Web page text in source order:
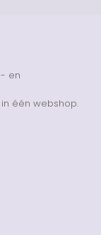
en
één webshop.